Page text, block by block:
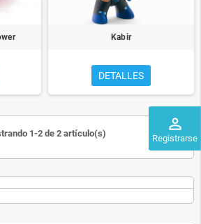
perm_identity
Registrarse
Kabir
DETALLES
1-2 de 2 artículo(s)